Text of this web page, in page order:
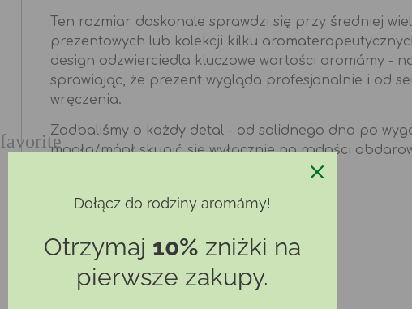
favorite
Ten rozmiar doskonale sprawdzi się przy średniej
prezentowych lub kolekcji kilku
design odzwierciedla kluczowe wartości aromámy -
sprawiając, że prezent wygląda profesjonalnie i od
wręczenia.
Zadbaliśmy o każdy detal - od solidnego dna po
mogła/mógł skupić się wyłącznie na radości
Dołącz do rodziny aromámy!
Otrzymaj 10% zniżki na
pierwsze zakupy.